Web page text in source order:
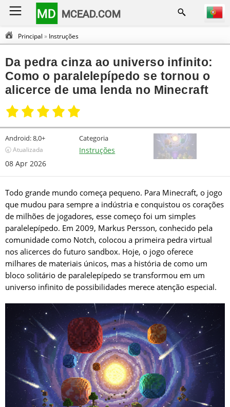
MD MCEAD.COM
Principal » Instruções
Da pedra cinza ao universo infinito:
Como o paralelepípedo se tornou o
alicerce de uma lenda no Minecraft
Android:8,0+
🕣 Atualizada
08 Apr 2026
Categoria
Instruções
Todo grande mundo começa pequeno. Para Minecraft, o jogo
que mudou para sempre a indústria e conquistou os corações
de milhões de jogadores, esse começo foi um simples
paralelepípedo. Em 2009, Markus Persson, conhecido pela
comunidade como Notch, colocou a primeira pedra virtual
nos alicerces do futuro sandbox. Hoje, o jogo oferece
milhares de materiais únicos, mas a história de como um
bloco solitário de paralelepípedo se transformou em um
universo infinito de possibilidades merece atenção especial.